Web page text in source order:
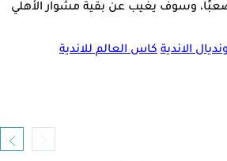
صعبًا، وسوف يغيب عن بقية مشوار الأهلي
الاندية كاس العالم للاندية